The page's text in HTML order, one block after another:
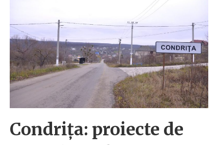
Condrița: proiecte de